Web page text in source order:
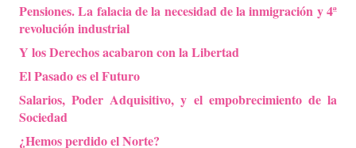
Pensiones. La falacia de la necesidad de la inmigración y 4ª
revolución industrial
Y los Derechos acabaron con la Libertad
El Pasado es el Futuro
Salarios, Poder Adquisitivo, y el empobrecimiento de la
Sociedad
¿Hemos perdido el Norte?